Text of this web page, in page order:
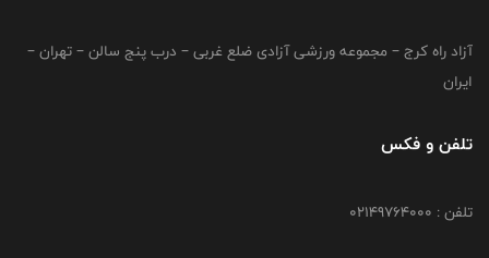
آزاد راه کرج – مجموعه ورزشی آزادی ضلع غربی – درب پنج سالن – تهران –
ایران
تلفن و فکس
تلفن : 02149764000